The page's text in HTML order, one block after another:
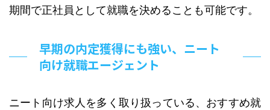
期間で正社員として就職を決めることも可能です。
早期の内定獲得にも強い、ニート
向け就職エージェント
ニート向け求人を多く取り扱っている、おすすめ就